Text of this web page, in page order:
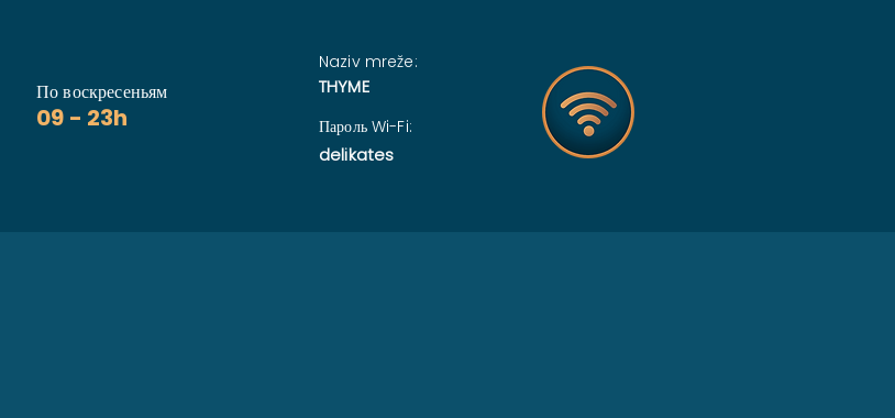
По воскресеньям
09 - 23h
Naziv mreže:
THYME
Пароль Wi-Fi:
delikates